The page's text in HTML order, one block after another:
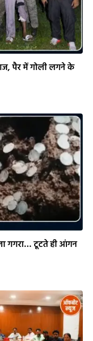
पैर में गोली लगने के
गगरा… टूटते ही आंगन